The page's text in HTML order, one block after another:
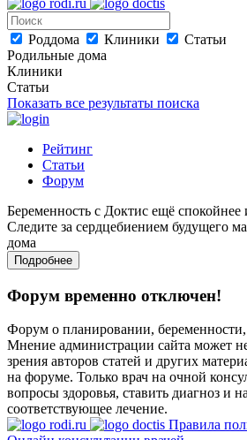
Роддома Клиники
Статьи
Родильные дома
Клиники
Статьи
Показать все результаты поиска
Рейтинг
Статьи
Форум
Беременность с Доктис ещё спокойнее
Следите за сердцебиением будущего
дома
Подробнее
Форум временно отключен!
Форум о планировании, беременности,
Мнение администрации сайта может
зрения авторов статей и других
на форуме. Только врач на очной
вопросы здоровья, ставить диагноз и
соответствующее лечение.
Правила